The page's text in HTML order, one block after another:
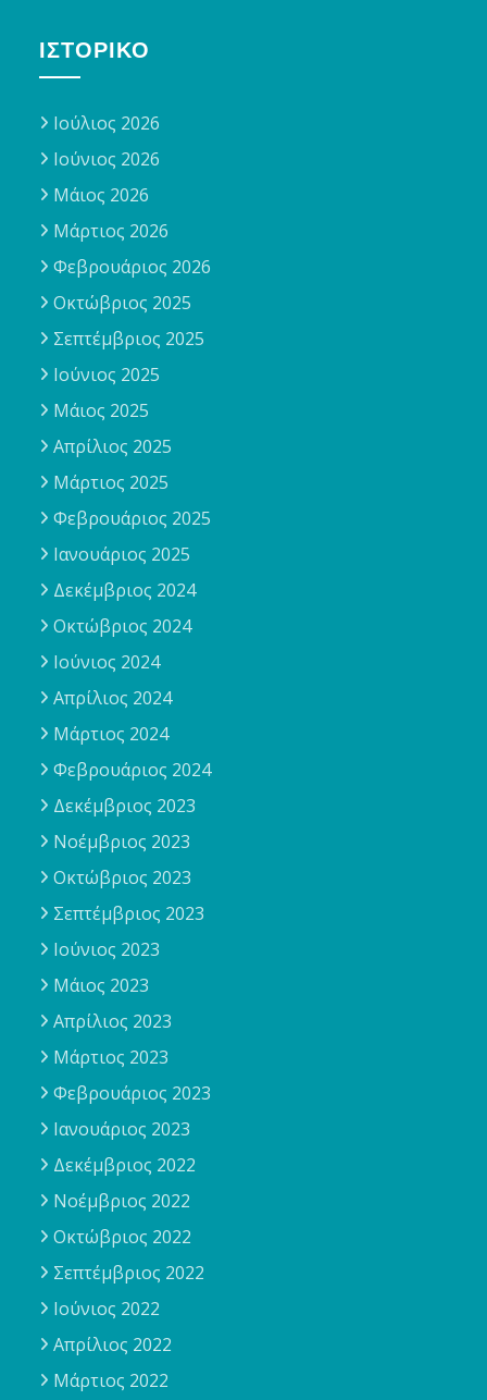
ΙΣΤΟΡΙΚΌ
Ιούλιος 2026
Ιούνιος 2026
Μάιος 2026
Μάρτιος 2026
Φεβρουάριος 2026
Οκτώβριος 2025
Σεπτέμβριος 2025
Ιούνιος 2025
Μάιος 2025
Απρίλιος 2025
Μάρτιος 2025
Φεβρουάριος 2025
Ιανουάριος 2025
Δεκέμβριος 2024
Οκτώβριος 2024
Ιούνιος 2024
Απρίλιος 2024
Μάρτιος 2024
Φεβρουάριος 2024
Δεκέμβριος 2023
Νοέμβριος 2023
Οκτώβριος 2023
Σεπτέμβριος 2023
Ιούνιος 2023
Μάιος 2023
Απρίλιος 2023
Μάρτιος 2023
Φεβρουάριος 2023
Ιανουάριος 2023
Δεκέμβριος 2022
Νοέμβριος 2022
Οκτώβριος 2022
Σεπτέμβριος 2022
Ιούνιος 2022
Απρίλιος 2022
Μάρτιος 2022